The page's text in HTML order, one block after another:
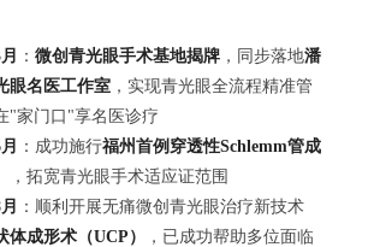
： 微创青光眼手术基地揭牌 ，同步落地潘
眼名医工作室 ，实现青光眼全流程精准管
"家门口"享名医诊疗
：成功施行福州首例穿透性Schlemm管成
，拓宽青光眼手术适应证范围
：顺利开展无痛微创青光眼治疗新技术
体成形术（UCP）
，已成功帮助多位面临